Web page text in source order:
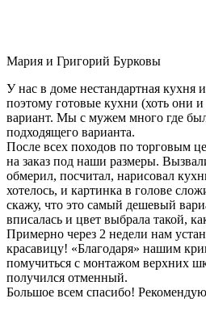
Мария и Григорий Бурковы
У нас в доме нестандартная кухня
поэтому готовые кухни (хоть они
вариант. Мы с мужем много где
подходящего варианта.
После всех походов по торговым
на заказ под наши размеры.
обмерил, посчитал, нарисовал
хотелось, и картинка в голове
скажу, что это самый дешевый
вписалась и цвет выбрала такой,
Примерно через 2 недели нам
красавицу! «Благодаря» нашим
помучиться с монтажом верхних
получился отменный.
Большое всем спасибо!